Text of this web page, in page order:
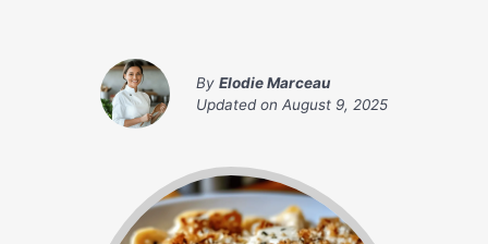
By Elodie Marceau
Updated on August 9, 2025